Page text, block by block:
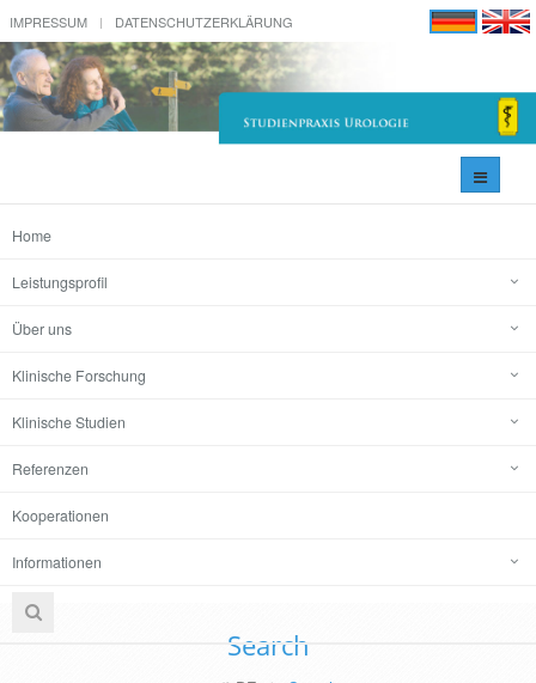
IMPRESSUM DATENSCHUTZERKLÄRUNG
Home
Leistungsprofil
Über uns
Klinische Forschung
Klinische Studien
Referenzen
Kooperationen
Informationen
Search